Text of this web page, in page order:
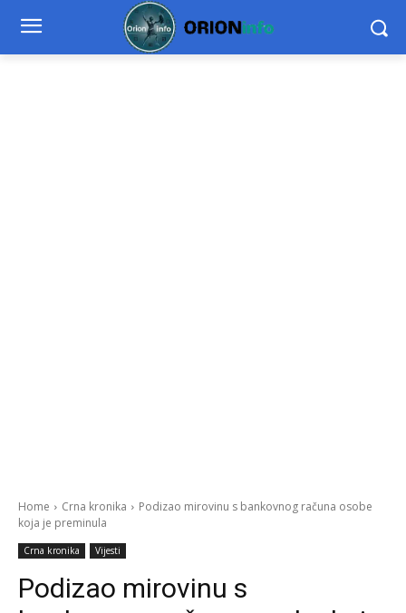
Home Crna kronika
Podizao mirovinu s bankovnog računa osobe
koja je preminula
Crna kronika Vijesti
Podizao mirovinu s